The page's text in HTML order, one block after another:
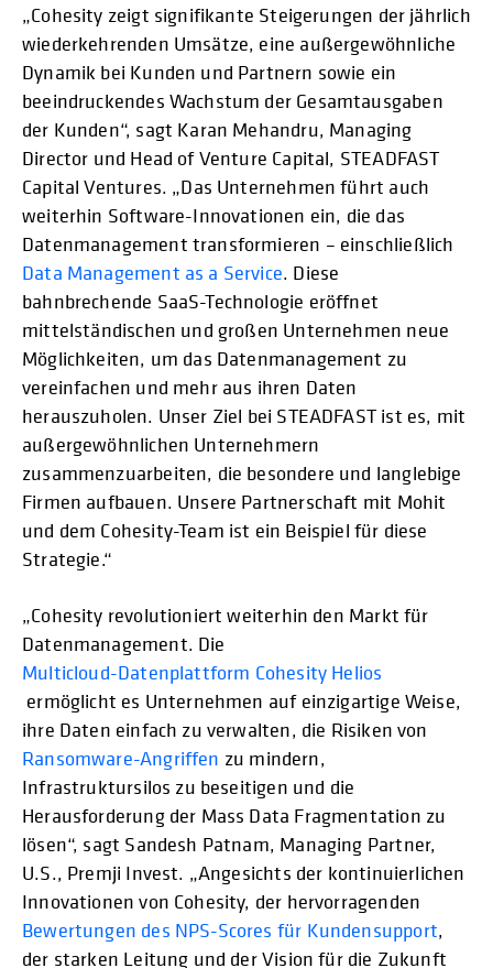
„Cohesity zeigt signifikante Steigerungen der jährlich
wiederkehrenden Umsätze, eine außergewöhnliche
Dynamik bei Kunden und Partnern sowie ein
beeindruckendes Wachstum der Gesamtausgaben
der Kunden“, sagt Karan Mehandru, Managing
Director und Head of Venture Capital, STEADFAST
Capital Ventures. „Das Unternehmen führt auch
weiterhin Software-Innovationen ein, die das
Datenmanagement transformieren – einschließlich
Data Management as a Service. Diese
bahnbrechende SaaS-Technologie eröffnet
mittelständischen und großen Unternehmen neue
Möglichkeiten, um das Datenmanagement zu
vereinfachen und mehr aus ihren Daten
herauszuholen. Unser Ziel bei STEADFAST ist es, mit
außergewöhnlichen Unternehmern
zusammenzuarbeiten, die besondere und langlebige
Firmen aufbauen. Unsere Partnerschaft mit Mohit
und dem Cohesity-Team ist ein Beispiel für diese
Strategie.“
„Cohesity revolutioniert weiterhin den Markt für
Datenmanagement. Die
Multicloud-Datenplattform Cohesity Helios
ermöglicht es Unternehmen auf einzigartige Weise,
ihre Daten einfach zu verwalten, die Risiken von
Ransomware-Angriffen zu mindern,
Infrastruktursilos zu beseitigen und die
Herausforderung der Mass Data Fragmentation zu
lösen“, sagt Sandesh Patnam, Managing Partner,
U.S., Premji Invest. „Angesichts der kontinuierlichen
Innovationen von Cohesity, der hervorragenden
Bewertungen des NPS-Scores für Kundensupport,
der starken Leitung und der Vision für die Zukunft